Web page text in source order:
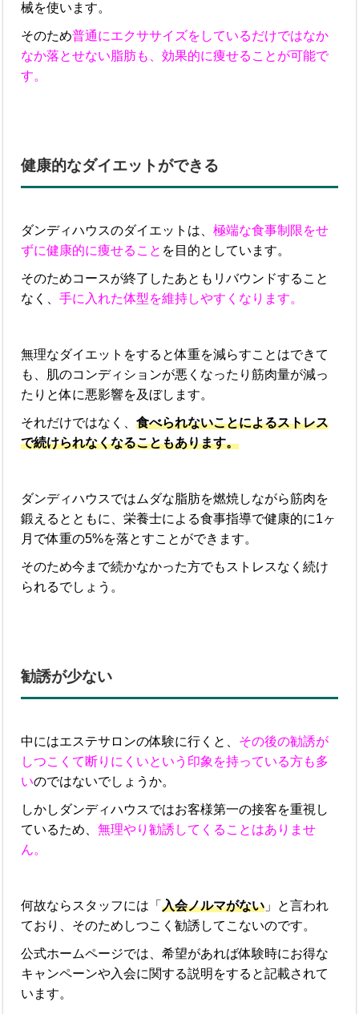
械を使います。
そのため普通にエクササイズをしているだけではなか
なか落とせない脂肪も、効果的に痩せることが可能で
す。
健康的なダイエットができる
ダンディハウスのダイエットは、極端な食事制限をせ
ずに健康的に痩せること を目的としています。
そのためコースが終了したあともリバウンドすること
なく、手に入れた体型を維持しやすくなります。
無理なダイエットをすると体重を減らすことはできて
も、肌のコンディションが悪くなったり筋肉量が減っ
たりと体に悪影響を及ぼします。
それだけではなく、食べられないことによるストレス
で続けられなくなることもあります。
ダンディハウスではムダな脂肪を燃焼しながら筋肉を
鍛えるとともに、栄養士による食事指導で健康的に1ヶ
月で体重の5%を落とすことができます。
そのため今まで続かなかった方でもストレスなく続け
られるでしょう。
勧誘が少ない
中にはエステサロンの体験に行くと、 その後の勧誘が
しつこくて断りにくいという印象を持っている方も多
いのではないでしょうか。
しかしダンディハウスではお客様第一の接客を重視し
ているため、無理やり勧誘してくることはありませ
ん。
何故ならスタッフには「入会ノルマがない 」と言われ
ており、そのためしつこく勧誘してこないのです。
公式ホームページでは、希望があれば体験時にお得な
キャンペーンや入会に関する説明をすると記載されて
います。